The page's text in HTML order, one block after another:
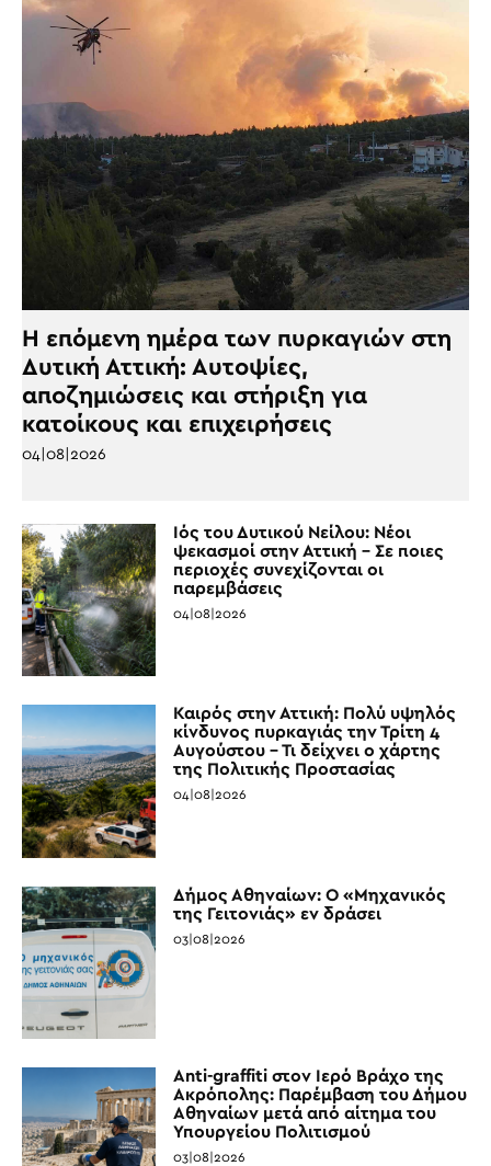
Η επόμενη ημέρα των πυρκαγιών στη
Δυτική Αττική: Αυτοψίες,
αποζημιώσεις και στήριξη για
κατοίκους και επιχειρήσεις
04|08|2026
Ιός του Δυτικού Νείλου: Νέοι
ψεκασμοί στην Αττική – Σε ποιες
περιοχές συνεχίζονται οι
παρεμβάσεις
04|08|2026
Καιρός στην Αττική: Πολύ υψηλός
κίνδυνος πυρκαγιάς την Τρίτη 4
Αυγούστου – Τι δείχνει ο χάρτης
της Πολιτικής Προστασίας
04|08|2026
Δήμος Αθηναίων: Ο «Μηχανικός
της Γειτονιάς» εν δράσει
03|08|2026
Anti-graffiti στον Ιερό Βράχο της
Ακρόπολης: Παρέμβαση του Δήμου
Αθηναίων μετά από αίτημα του
Υπουργείου Πολιτισμού
03|08|2026